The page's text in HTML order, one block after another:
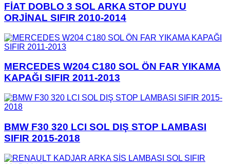
FİAT DOBLO 3 SOL ARKA STOP DUYU
ORJİNAL SIFIR 2010-2014
MERCEDES W204 C180 SOL ÖN FAR YIKAMA
KAPAĞI SIFIR 2011-2013
BMW F30 320 LCI SOL DIŞ STOP LAMBASI
SIFIR 2015-2018